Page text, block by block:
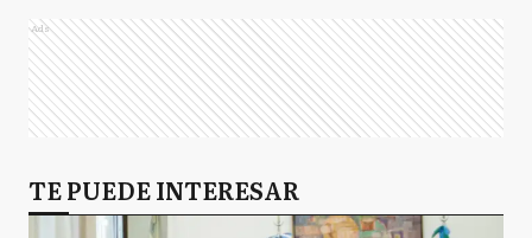
Ads
TE PUEDE INTERESAR